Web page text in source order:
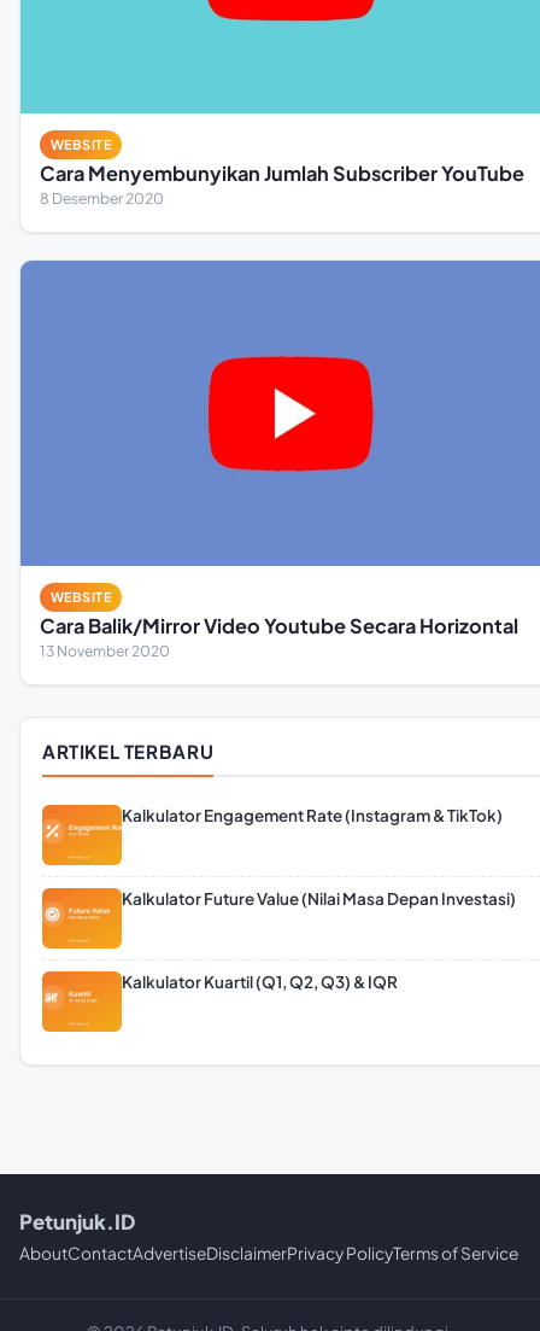
WEBSITE
Cara Menyembunyikan Jumlah Subscriber YouTube
8 Desember 2020
WEBSITE
Cara Balik/Mirror Video Youtube Secara Horizontal
13 November 2020
ARTIKEL TERBARU
Kalkulator Engagement Rate (Instagram & TikTok)
Kalkulator Future Value (Nilai Masa Depan Investasi)
Kalkulator Kuartil (Q1, Q2, Q3) & IQR
Petunjuk.ID
AboutContactAdvertiseDisclaimerPrivacy PolicyTerms of Service